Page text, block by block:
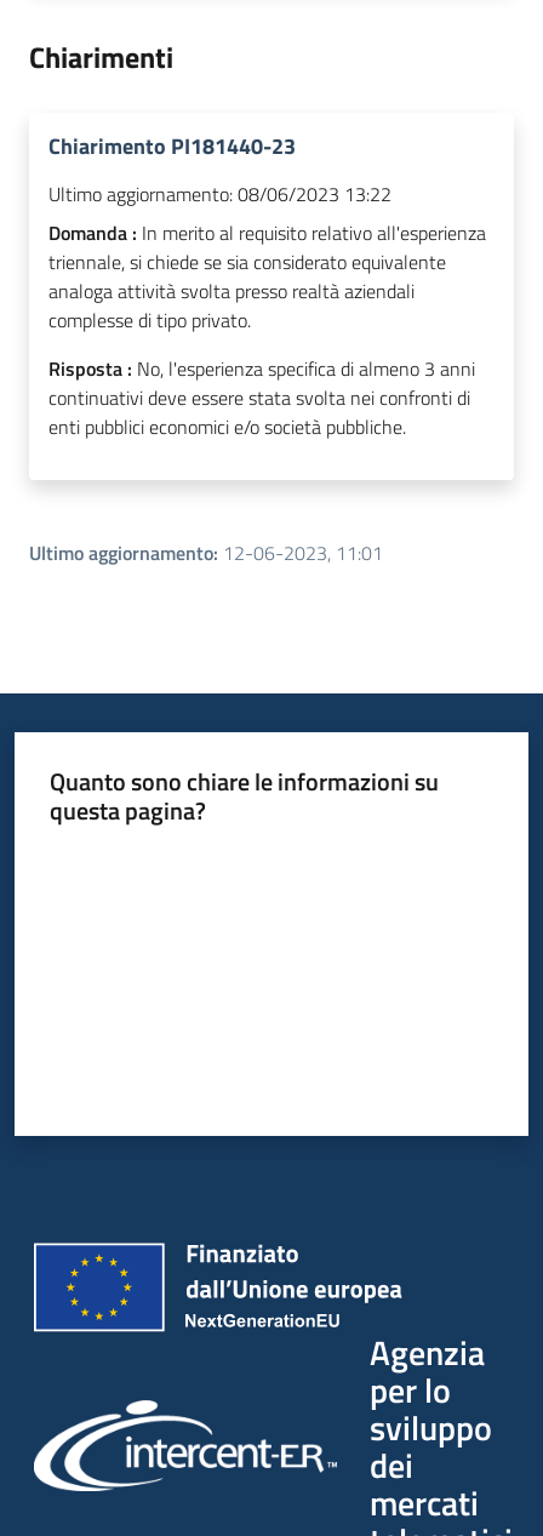
Chiarimenti
Chiarimento PI181440-23
Ultimo aggiornamento:08/06/2023 13:22
Domanda : In merito al requisito relativo all'esperienza
triennale, si chiede se sia considerato equivalente
analoga attività svolta presso realtà aziendali
complesse di tipo privato.
Risposta : No, l'esperienza specifica di almeno 3 anni
continuativi deve essere stata svolta nei confronti di
enti pubblici economici e/o società pubbliche.
Ultimo aggiornamento: 12-06-2023, 11:01
Quanto sono chiare le informazioni su
questa pagina?
Agenzia
per lo
sviluppo
dei
mercati